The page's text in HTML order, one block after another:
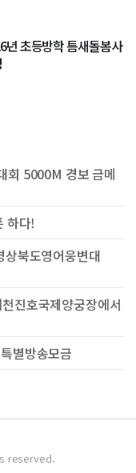
년 초등방학 틈새돌봄사
회 5000M 경보 금메
하다!
상북도영어웅변대
진호국제양궁장에서
별방송모금
reserved.